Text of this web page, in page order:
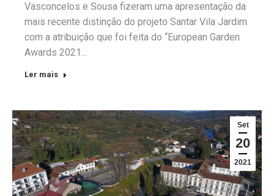
Vasconcelos e Sousa fizeram uma apresentação da
mais recente distinção do projeto Santar Vila Jardim
com a atribuição que foi feita do “European Garden
Awards 2021…
Ler mais
Set
20
2021